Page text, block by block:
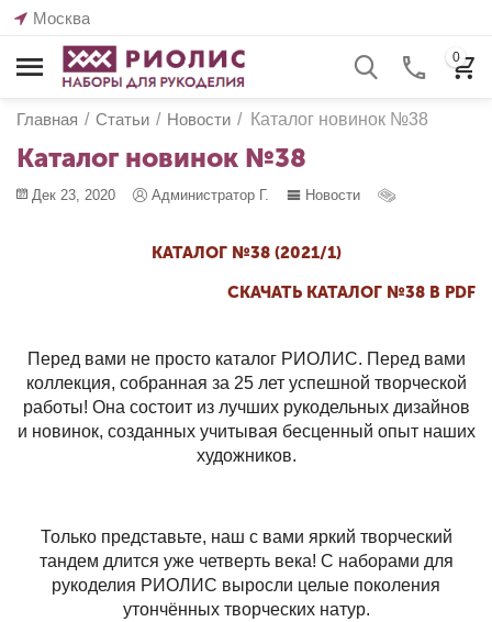
Москва
0
Главная / Статьи / Новости / Каталог новинок №38
Каталог новинок №38
Дек 23, 2020 Администратор Г. Новости
КАТАЛОГ №38 (2021/1)
СКАЧАТЬ КАТАЛОГ №38 В PDF
Перед вами не просто каталог РИОЛИС. Перед вами
коллекция, собранная за 25 лет успешной творческой
работы! Она состоит из лучших рукодельных дизайнов
и новинок, созданных учитывая бесценный опыт наших
художников.
Только представьте, наш с вами яркий творческий
тандем длится уже четверть века! С наборами для
рукоделия РИОЛИС выросли целые поколения
утончённых творческих натур.